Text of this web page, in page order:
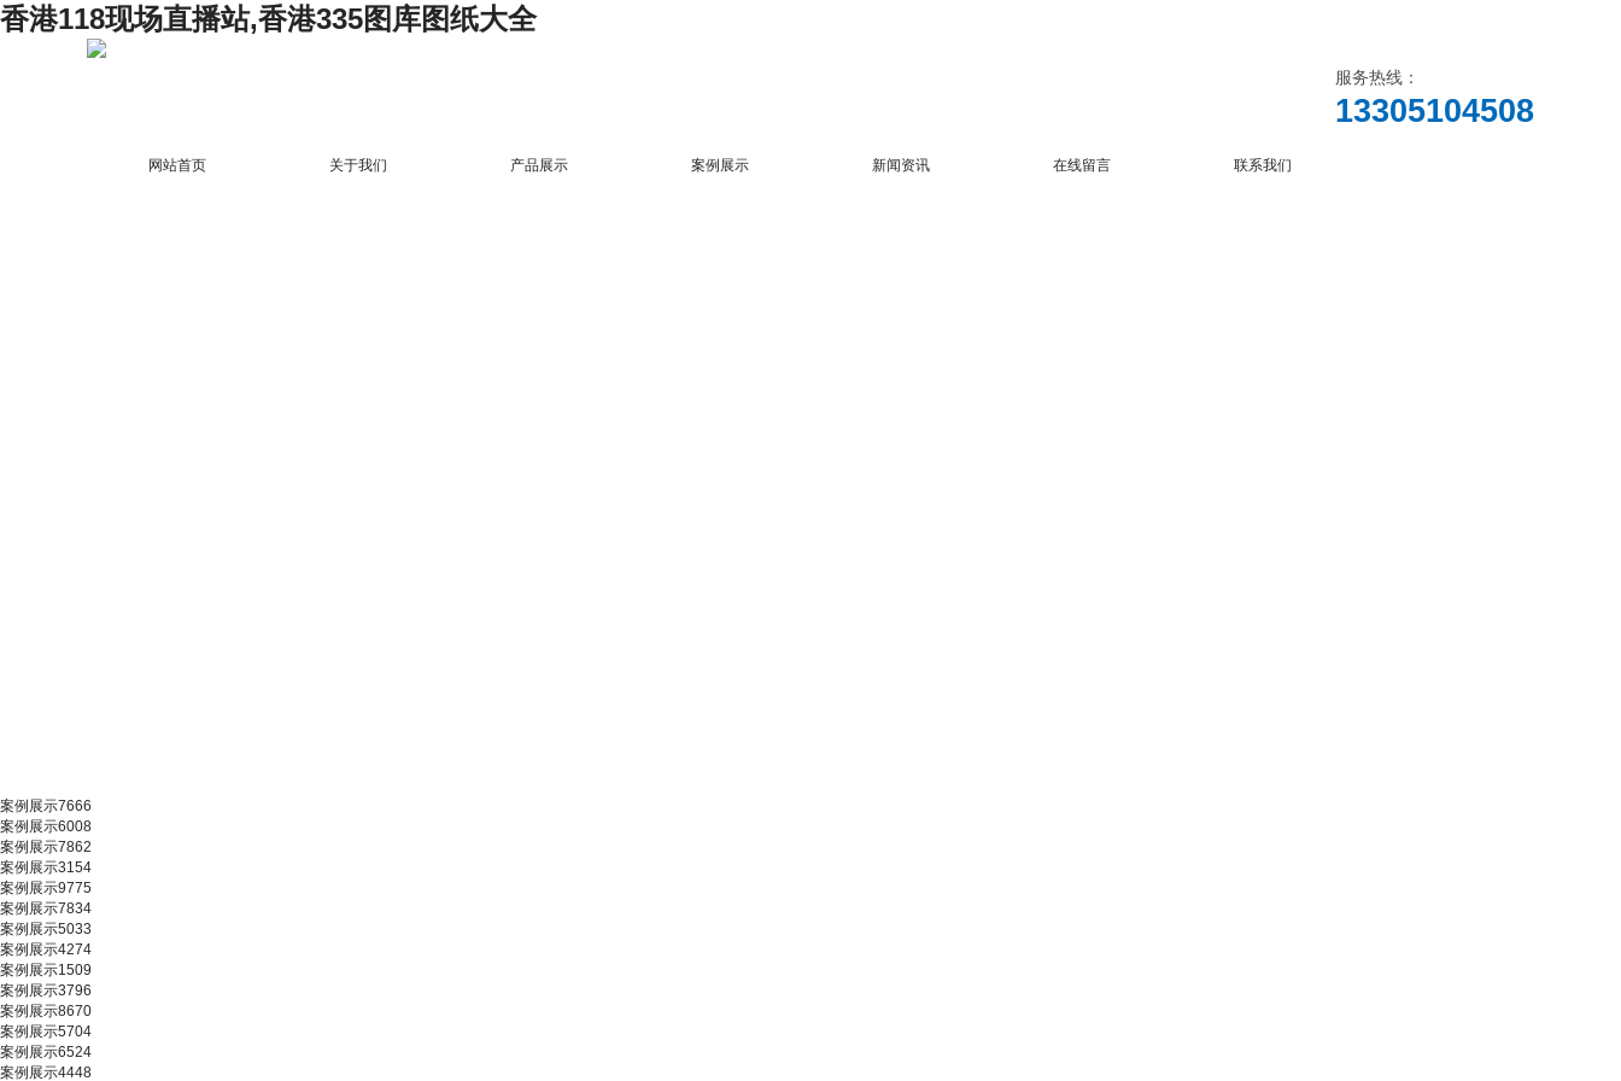
香港118现场直播站,香港335图库图纸大全
服务热线：
13305104508
网站首页 关于我们 产品展示 案例展示 新闻资讯 在线留言 联系我们
案例展示7666
案例展示6008
案例展示7862
案例展示3154
案例展示9775
案例展示7834
案例展示5033
案例展示4274
案例展示1509
案例展示3796
案例展示8670
案例展示5704
案例展示6524
案例展示4448